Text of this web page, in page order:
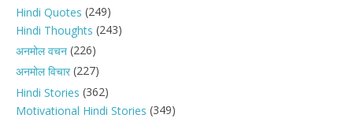
Hindi Quotes (249)
Hindi Thoughts (243)
अनमोल वचन (226)
अनमोल विचार(227)
Hindi Stories (362)
Motivational Hindi Stories (349)